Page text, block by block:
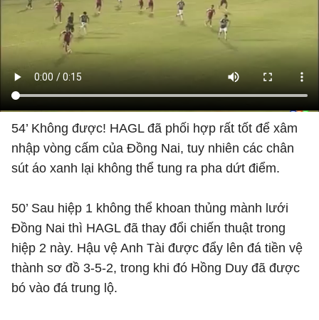
54’ Không được! HAGL đã phối hợp rất tốt để xâm
nhập vòng cấm của Đồng Nai, tuy nhiên các chân
sút áo xanh lại không thể tung ra pha dứt điểm.
50’ Sau hiệp 1 không thể khoan thủng mành lưới
Đồng Nai thì HAGL đã thay đổi chiến thuật trong
hiệp 2 này. Hậu vệ Anh Tài được đẩy lên đá tiền vệ
thành sơ đồ 3-5-2, trong khi đó Hồng Duy đã được
bó vào đá trung lộ.